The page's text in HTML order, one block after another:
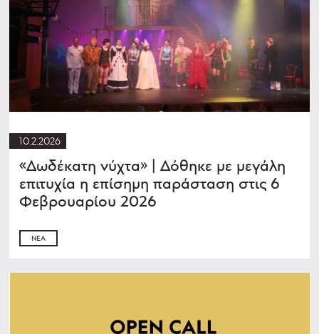
10.2.2026
«Δωδέκατη νύχτα» | Δόθηκε με μεγάλη
επιτυχία η επίσημη παράσταση στις 6
Φεβρουαρίου 2026
ΝΈΑ